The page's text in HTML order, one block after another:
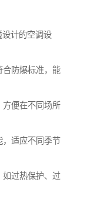
设计的空调设
合防爆标准，能
方便在不同场所
，适应不同季节
如过热保护、过